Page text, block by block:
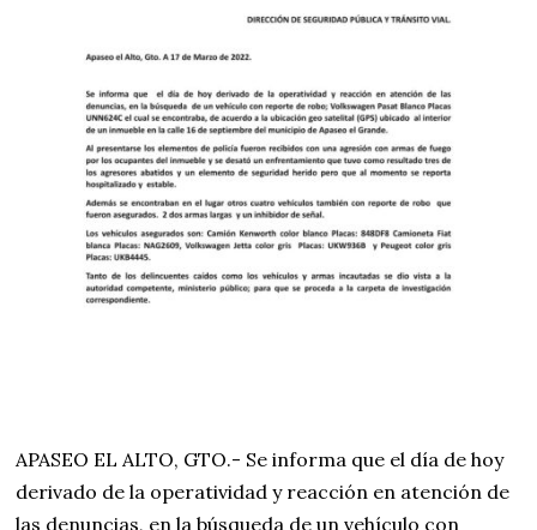
APASEO EL ALTO, GTO.- Se informa que el día de hoy
derivado de la operatividad y reacción en atención de
las denuncias, en la búsqueda de un vehículo con